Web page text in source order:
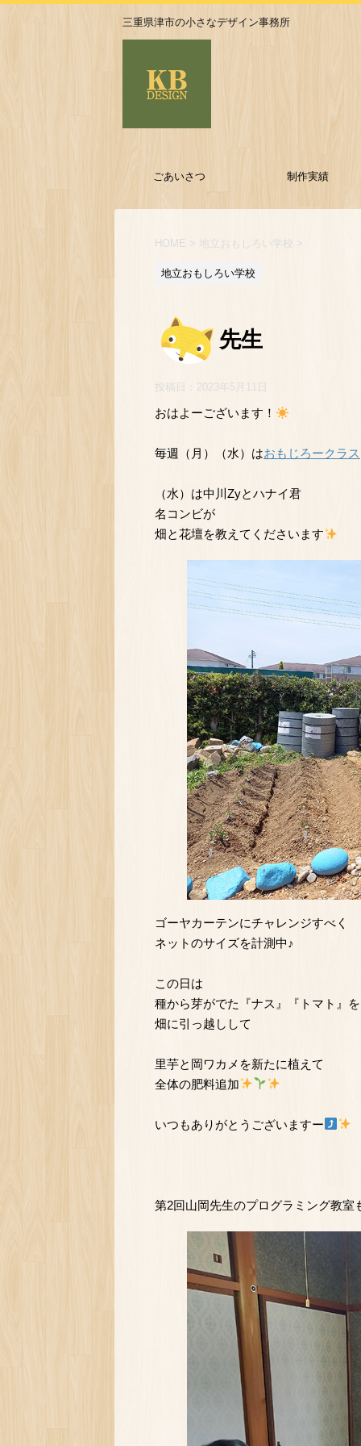
三重県津市の小さなデザイン事務所
ごあいさつ 制作実績
HOME > 地立おもしろい学校 >
地立おもしろい学校
先生
投稿日： 2023年5月11日
おはよーございます！
毎週（月）（水）はおもじろークラス
（水）は中川Zyとハナイ君
名コンビが
畑と花壇を教えてくださいます
ゴーヤカーテンにチャレンジすべく
ネットのサイズを計測中♪
この日は
種から芽がでた『ナス』『トマト』を
畑に引っ越しして
里芋と岡ワカメを新たに植えて
全体の肥料追加
いつもありがとうございますー
第2回山岡先生のプログラミング教室